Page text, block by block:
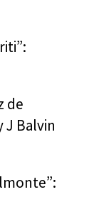
de
J Balvin